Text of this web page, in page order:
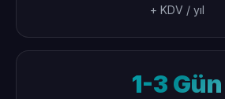
+ KDV / yıl
1-3 Gün